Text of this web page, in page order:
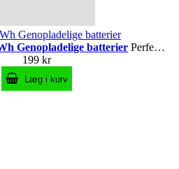
Genopladelige batterier Perfekte til fjernstyringer, legetøj og andre AA-enheder
199 kr
Læg i kurv